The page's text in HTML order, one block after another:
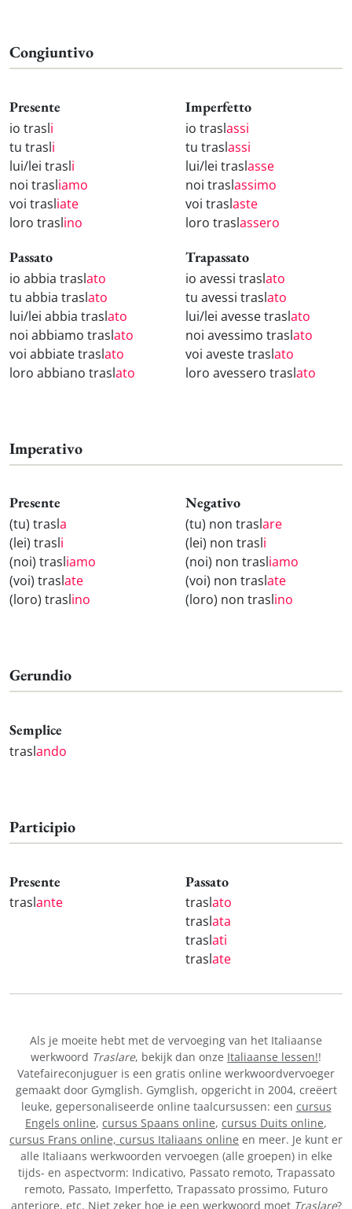
Congiuntivo
Presente
io trasli
tu trasli
lui/lei trasli
noi trasliamo
voi trasliate
loro traslino
Imperfetto
io traslassi
tu traslassi
lui/lei traslasse
noi traslassimo
voi traslaste
loro traslassero
Passato
io abbia traslato
tu abbia traslato
lui/lei abbia traslato
noi abbiamo traslato
voi abbiate traslato
loro abbiano traslato
Trapassato
io avessi traslato
tu avessi traslato
lui/lei avesse traslato
noi avessimo traslato
voi aveste traslato
loro avessero traslato
Imperativo
Presente
(tu) trasla
(lei) trasli
(noi) trasliamo
(voi) traslate
(loro) traslino
Negativo
(tu) non traslare
(lei) non trasli
(noi) non trasliamo
(voi) non traslate
(loro) non traslino
Gerundio
Semplice
traslando
Participio
Presente
traslante
Passato
traslato
traslata
traslati
traslate
Als je moeite hebt met de vervoeging van het Italiaanse
werkwoord Traslare, bekijk dan onze Italiaanse lessen!!
Vatefaireconjuguer is een gratis online werkwoordvervoeger
gemaakt door Gymglish. Gymglish, opgericht in 2004, creëert
leuke, gepersonaliseerde online taalcursussen: een cursus
Engels online, cursus Spaans online, cursus Duits online,
cursus Frans online, cursus Italiaans online en meer. Je kunt er
alle Italiaans werkwoorden vervoegen (alle groepen) in elke
tijds- en aspectvorm: Indicativo, Passato remoto, Trapassato
remoto, Passato, Imperfetto, Trapassato prossimo, Futuro
anteriore, etc. Niet zeker hoe je een werkwoord moet Traslare?